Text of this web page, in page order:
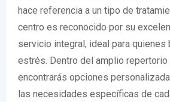
hace referencia a un tipo de
centro es reconocido por su
servicio integral, ideal para quienes
estrés. Dentro del amplio repertorio
encontrarás opciones
las necesidades específicas de